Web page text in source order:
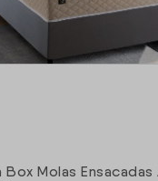
Box Molas